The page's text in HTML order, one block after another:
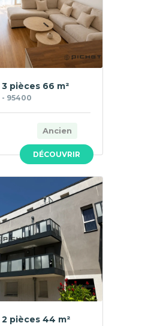
DÉCOUVRIR
pièces 66 m²
- 95400
Ancien
pièces 44 m²